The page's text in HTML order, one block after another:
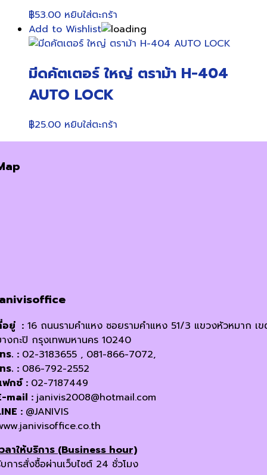
฿53.00 หยิบใส่ตะกร้า
Add to Wishlist
มีดคัตเตอร์ ใหญ่ ตราม้า H-404
AUTO LOCK
฿25.00 หยิบใส่ตะกร้า
อยู่ : 16 ถนนรามคำแหง ซอยรามคำแหง 51/3 แขวงหัวหมาก เ
งกะปิ กรุงเทพมหานคร 10240
ร. : 02-3183655 , 081-866-7072,
ร. : 086-792-2552
กซ์ : 02-7187449
mail : janivis2008@hotmail.com
: @JANIVIS
ลาให้บริการ (Business hour)
การสั่งซื้อผ่านเว็บไซต์ 24 ชั่วโมง